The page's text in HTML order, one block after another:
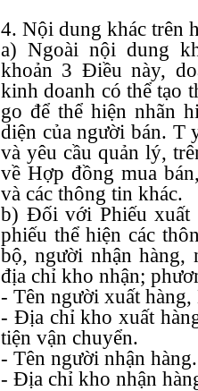
4. Nội dung khác trên
a) Ngoài nội dung
khoản 3 Điều này,
kinh doanh có thể tạo
go để thể hiện nhãn
diện của người bán. T
và yêu cầu quản lý,
về Hợp đồng mua
và các thông tin khác.
b) Đối với Phiếu xuất
phiếu thể hiện các
bộ, người nhận hàng,
địa chỉ kho nhận;
- Tên người xuất
- Địa chỉ kho xuất
tiện vận chuyển.
- Tên người nhận hàng.
- Địa chỉ kho nhận